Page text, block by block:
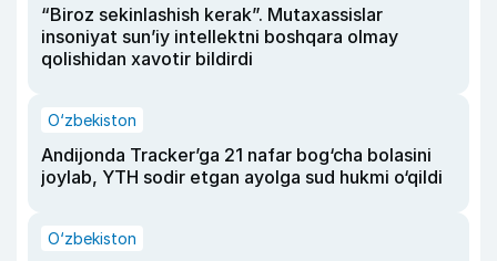
“Biroz sekinlashish kerak”. Mutaxassislar
insoniyat sun’iy intellektni boshqara olmay
qolishidan xavotir bildirdi
O‘zbekiston
Andijonda Tracker’ga 21 nafar bog‘cha bolasini
joylab, YTH sodir etgan ayolga sud hukmi o‘qildi
O‘zbekiston